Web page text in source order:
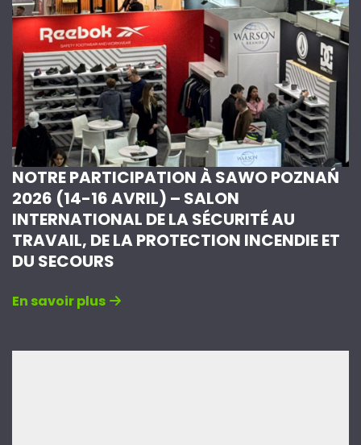
NOTRE PARTICIPATION À SAWO POZNAŃ
2026 (14-16 AVRIL) – SALON
INTERNATIONAL DE LA SÉCURITÉ AU
TRAVAIL, DE LA PROTECTION INCENDIE ET
DU SECOURS
En savoir plus